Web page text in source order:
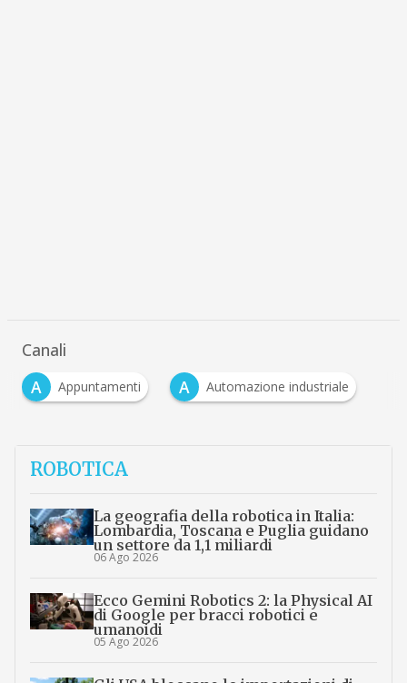
Canali
A
Appuntamenti A Automazione industriale
ROBOTICA
La geografia della robotica in Italia:
Lombardia, Toscana e Puglia guidano
un settore da 1,1 miliardi
06 Ago 2026
Ecco Gemini Robotics 2: la Physical AI
di Google per bracci robotici e
umanoidi
05 Ago 2026